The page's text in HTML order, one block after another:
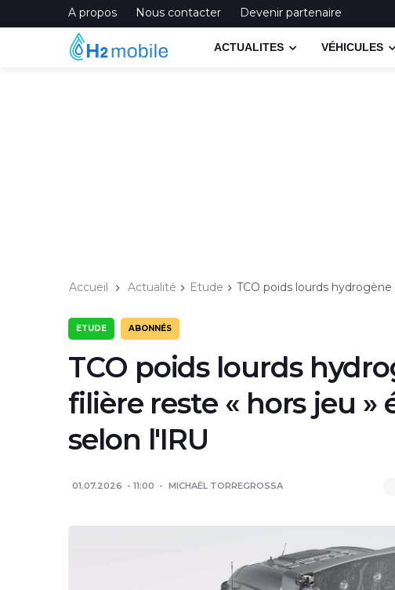
A propos Nous contacter Devenir partenaire
ACTUALITES VÉHICULES
Accueil Actualité Etude TCO poids lourds
ETUDE ABONNÉS
TCO poids lourds
filière reste « hors jeu
selon l'IRU
01.07.2026 11:00 MICHAËL TORREGROSSA